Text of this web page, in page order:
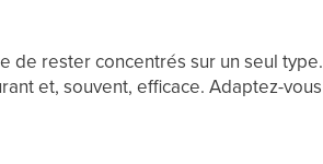
de rester concentrés sur un seul type.
et, souvent, efficace. Adaptez-vous